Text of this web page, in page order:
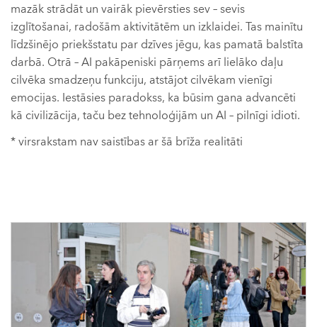
mazāk strādāt un vairāk pievērsties sev – sevis
izglītošanai, radošām aktivitātēm un izklaidei. Tas mainītu
līdzšinējo priekšstatu par dzīves jēgu, kas pamatā balstīta
darbā. Otrā – AI pakāpeniski pārņems arī lielāko daļu
cilvēka smadzeņu funkciju, atstājot cilvēkam vienīgi
emocijas. Iestāsies paradokss, ka būsim gana advancēti
kā civilizācija, taču bez tehnoloģijām un AI – pilnīgi idioti.
* virsrakstam nav saistības ar šā brīža realitāti